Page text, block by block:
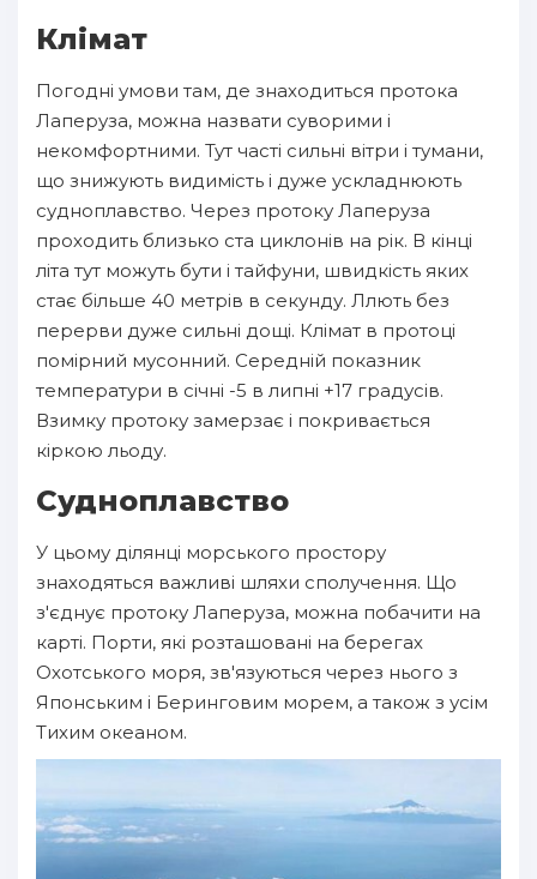
Клімат
Погодні умови там, де знаходиться протока
Лаперуза, можна назвати суворими і
некомфортними. Тут часті сильні вітри і тумани,
що знижують видимість і дуже ускладнюють
судноплавство. Через протоку Лаперуза
проходить близько ста циклонів на рік. В кінці
літа тут можуть бути і тайфуни, швидкість яких
стає більше 40 метрів в секунду. Ллють без
перерви дуже сильні дощі. Клімат в протоці
помірний мусонний. Середній показник
температури в січні -5 в липні +17 градусів.
Взимку протоку замерзає і покривається
кіркою льоду.
Судноплавство
У цьому ділянці морського простору
знаходяться важливі шляхи сполучення. Що
з'єднує протоку Лаперуза, можна побачити на
карті. Порти, які розташовані на берегах
Охотського моря, зв'язуються через нього з
Японським і Беринговим морем, а також з усім
Тихим океаном.